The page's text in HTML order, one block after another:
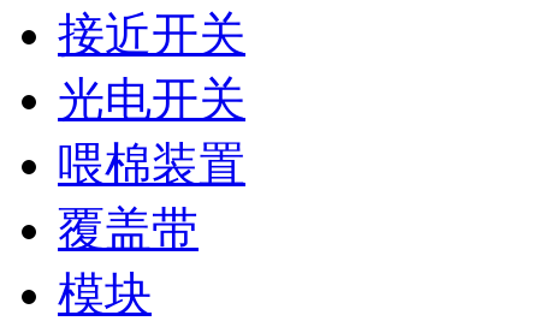
接近开关
光电开关
喂棉装置
覆盖带
模块